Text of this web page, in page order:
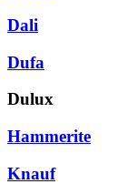
Dali
Dufa
Dulux
Hammerite
Knauf